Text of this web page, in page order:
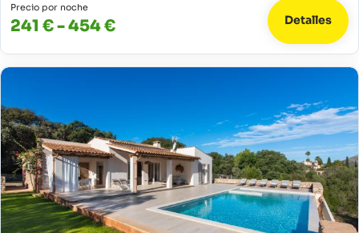
Precio por noche
241 € - 454 € Detalles